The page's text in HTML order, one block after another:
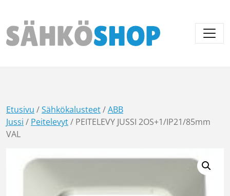
Päävalikko
Etusivu /Sähkökalusteet/ABB
Jussi / Peitelevyt/ PEITELEVY JUSSI 2OS+1/IP21/85mm
VAL